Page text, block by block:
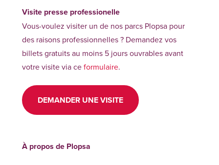
Visite presse professionelle
Vous-voulez visiter un de nos parcs Plopsa pour
des raisons professionnelles ? Demandez vos
billets gratuits au moins 5 jours ouvrables avant
votre visite via ceformulaire.
DEMANDER UNE VISITE
À propos de Plopsa